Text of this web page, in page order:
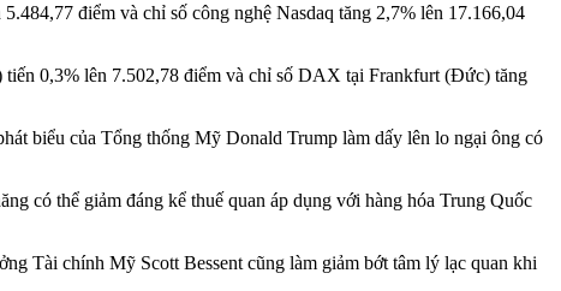
điểm và chỉ số công nghệ Nasdaq tăng 2,7% lên 17.166,04
0,3% lên 7.502,78 điểm và chỉ số DAX tại Frankfurt (Đức) tăng
biểu của Tổng thống Mỹ Donald Trump làm dấy lên lo ngại ông có
có thể giảm đáng kể thuế quan áp dụng với hàng hóa Trung Quốc
Tài chính Mỹ Scott Bessent cũng làm giảm bớt tâm lý lạc quan khi